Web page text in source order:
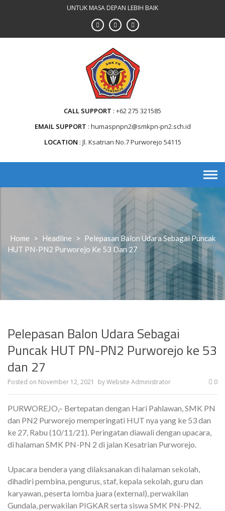
UNTUK MASA DEPAN LEBIH BAIK
CALL SUPPORT +62 275 321585
EMAIL SUPPORT humaspnpn2@smkpn-pn2.sch.id
LOCATION Jl. Ksatrian No.7 Purworejo 54115
Home > Headline > Pelepasan Balon Udara Sebagai Puncak
HUT PN-PN2 Purworejo Ke 53 Dan 27
Pelepasan Balon Udara Sebagai
Puncak HUT PN-PN2 Purworejo ke 53
dan 27
Posted on November 12, 2021 byWebsite Administrator 0
PURWOREJO,– Bertepatan dengan Hari Pahlawan, SMK PN
dan PN2 Purworejo memperingati HUT nya yang ke 53 dan
ke 27, Rabu (10/11/21). Peringatan diawali dengan upacara,
di halaman SMK PN-PN 2 di jalan Kesatrian Purworejo.
Upacara bendera yang dilaksanakan di halaman sekolah,
dihadiri pembina, pengurus, staf, kepala sekolah, guru dan
karyawan, peserta lomba juara (external), perwakilan
Gundala, perwakilan PIGKAR serta siswa SMK PN-PN2.